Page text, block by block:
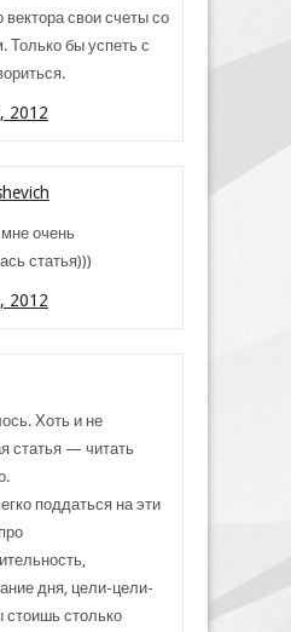
вектора свои счеты со
Только бы успеть с
2012
очень
статья)))
2012
Хоть и не
статья — читать
поддаться на эти
дня, цели-цели-
столько